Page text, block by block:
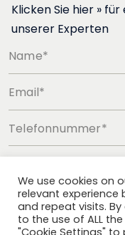
Klicken Sie hier »
unserer Experten
Name*
Email*
Telefonnummer*
We use cookies on
relevant experience
and repeat visits. By
to the use of ALL
"Cookie Settings"